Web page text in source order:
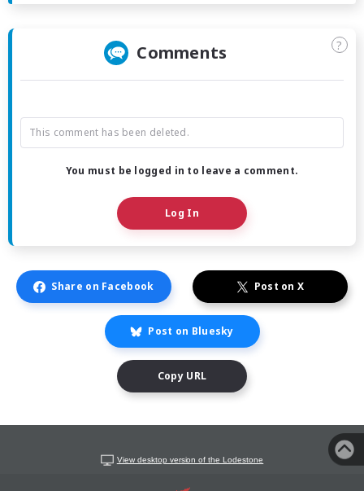
Comments ?
This comment has been deleted.
You must be logged in to leave a comment.
Log In
Share on Facebook Post on X
Post on Bluesky
Copy URL
View desktop version of the Lodestone